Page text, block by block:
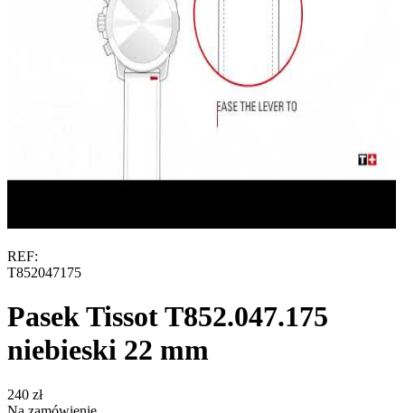
REF:
T852047175
Pasek Tissot T852.047.175
niebieski 22 mm
‍240‍ zł